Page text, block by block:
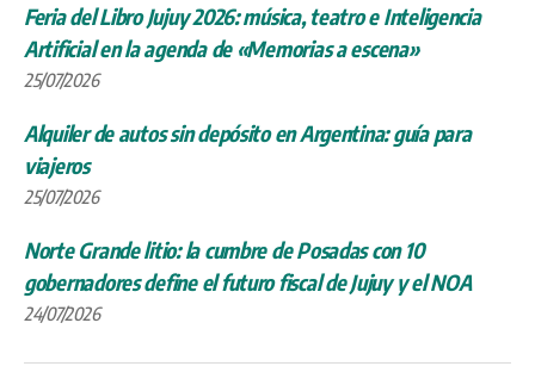
Feria del Libro Jujuy 2026: música, teatro e Inteligencia
Artificial en la agenda de «Memorias a escena»
25/07/2026
Alquiler de autos sin depósito en Argentina: guía para
viajeros
25/07/2026
Norte Grande litio: la cumbre de Posadas con 10
gobernadores define el futuro fiscal de Jujuy y el NOA
24/07/2026